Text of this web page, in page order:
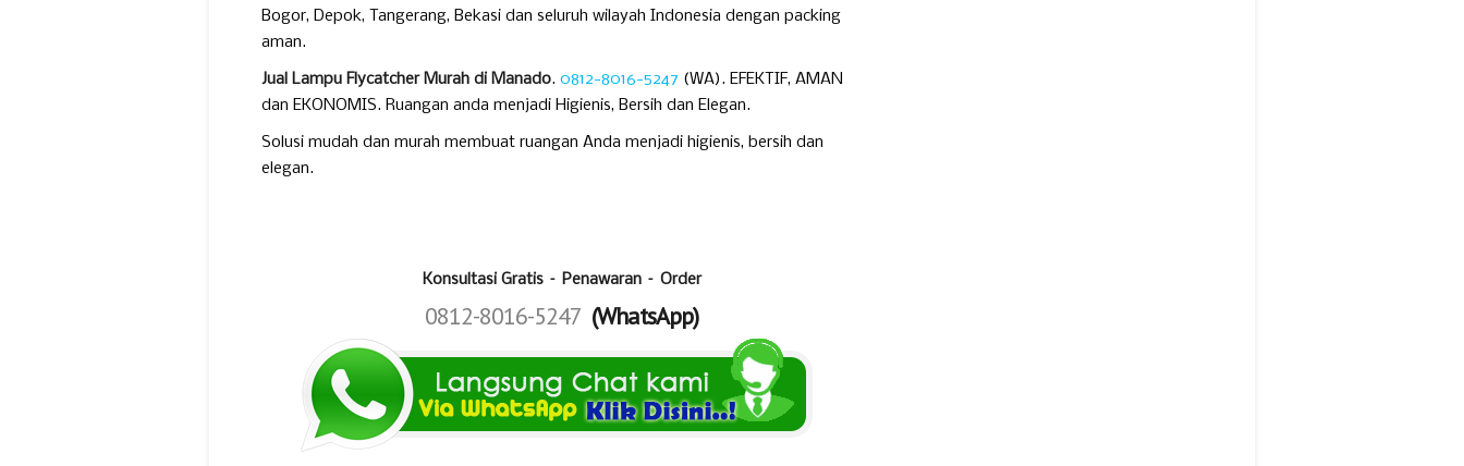
Bogor, Depok, Tangerang, Bekasi dan seluruh wilayah Indonesia dengan packing
aman.
Jual Lampu Flycatcher Murah di Manado. 0812-8016-5247 (WA). EFEKTIF, AMAN
dan EKONOMIS. Ruangan anda menjadi Higienis, Bersih dan Elegan.
Solusi mudah dan murah membuat ruangan Anda menjadi higienis, bersih dan
elegan.
Konsultasi Gratis – Penawaran – Order
0812-8016-5247 (WhatsApp)